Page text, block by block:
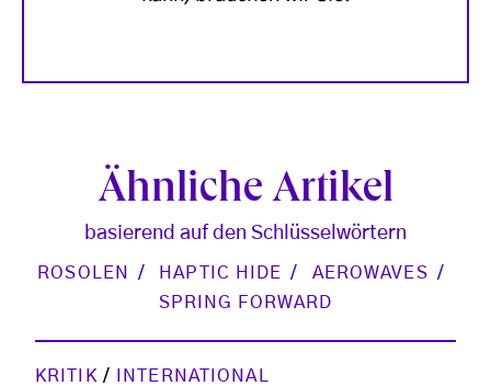
Ähnliche Artikel
basierend auf den Schlüsselwörtern
ROSOLEN HAPTIC HIDE
AEROWAVES
SPRING FORWARD
KRITIK / INTERNATIONAL